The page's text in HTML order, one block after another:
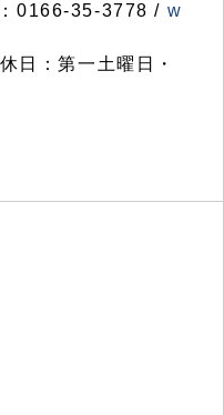
0166-35-3778 / w
日：第一土曜日・